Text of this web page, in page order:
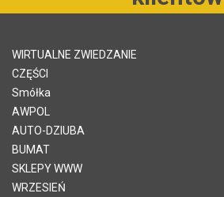
WIRTUALNE ZWIEDZANIE
CZĘŚCI
Smółka
AWPOL
AUTO-DZIUBA
BUMAT
SKLEPY WWW
WRZESIEŃ